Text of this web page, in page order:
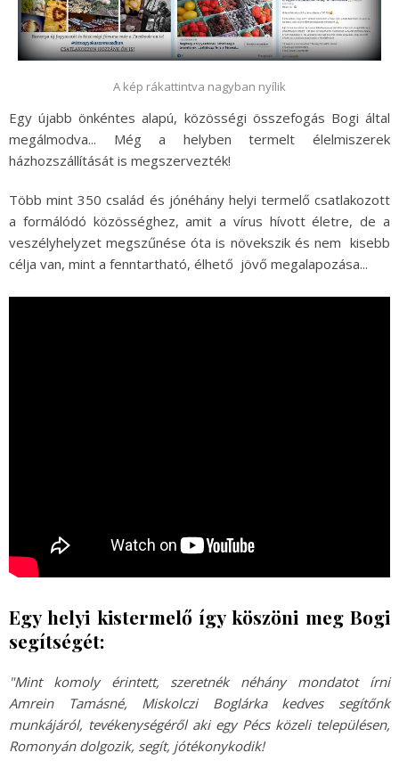
A kép rákattintva nagyban nyílik
Egy újabb önkéntes alapú, közösségi összefogás Bogi által
megálmodva... Még a helyben termelt élelmiszerek
házhozszállítását is megszervezték!
Több mint 350 család és jónéhány helyi termelő csatlakozott
a formálódó közösséghez, amit a vírus hívott életre, de a
veszélyhelyzet megszűnése óta is növekszik és nem kisebb
célja van, mint a fenntartható, élhető jövő megalapozása...
Egy helyi kistermelő így köszöni meg Bogi
segítségét:
"Mint komoly érintett, szeretnék néhány mondatot írni
Amrein Tamásné, Miskolczi Boglárka kedves segítőnk
munkájáról, tevékenységéről aki egy Pécs közeli településen,
Romonyán dolgozik, segít, jótékonykodik!